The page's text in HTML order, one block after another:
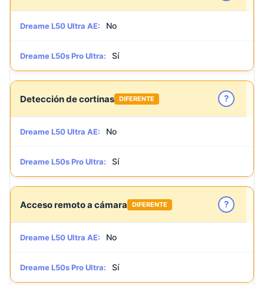
Dreame L50 Ultra AE: No
Dreame L50s Pro Ultra: Sí
Detección de cortinas DIFERENTE ?
Dreame L50 Ultra AE: No
Dreame L50s Pro Ultra: Sí
Acceso remoto a cámara DIFERENTE ?
Dreame L50 Ultra AE: No
Dreame L50s Pro Ultra: Sí